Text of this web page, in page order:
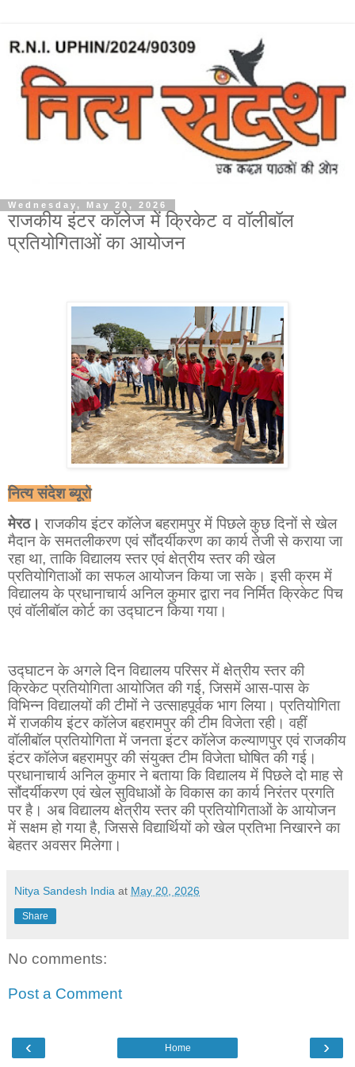
Wednesday, May 20, 2026
राजकीय इंटर कॉलेज में क्रिकेट व वॉलीबॉल
प्रतियोगिताओं का आयोजन
नित्य संदेश ब्यूरो
मेरठ। राजकीय इंटर कॉलेज बहरामपुर में पिछले कुछ दिनों से खेल
मैदान के समतलीकरण एवं सौंदर्यीकरण का कार्य तेजी से कराया जा
रहा था, ताकि विद्यालय स्तर एवं क्षेत्रीय स्तर की खेल
प्रतियोगिताओं का सफल आयोजन किया जा सके। इसी क्रम में
विद्यालय के प्रधानाचार्य अनिल कुमार द्वारा नव निर्मित क्रिकेट पिच
एवं वॉलीबॉल कोर्ट का उद्घाटन किया गया।
उद्घाटन के अगले दिन विद्यालय परिसर में क्षेत्रीय स्तर की
क्रिकेट प्रतियोगिता आयोजित की गई, जिसमें आस-पास के
विभिन्न विद्यालयों की टीमों ने उत्साहपूर्वक भाग लिया। प्रतियोगिता
में राजकीय इंटर कॉलेज बहरामपुर की टीम विजेता रही। वहीं
वॉलीबॉल प्रतियोगिता में जनता इंटर कॉलेज कल्याणपुर एवं राजकीय
इंटर कॉलेज बहरामपुर की संयुक्त टीम विजेता घोषित की गई।
प्रधानाचार्य अनिल कुमार ने बताया कि विद्यालय में पिछले दो माह से
सौंदर्यीकरण एवं खेल सुविधाओं के विकास का कार्य निरंतर प्रगति
पर है। अब विद्यालय क्षेत्रीय स्तर की प्रतियोगिताओं के आयोजन
में सक्षम हो गया है, जिससे विद्यार्थियों को खेल प्रतिभा निखारने का
बेहतर अवसर मिलेगा।
Nitya Sandesh India at May 20, 2026
Share
No comments:
Post a Comment
‹ ›
Home